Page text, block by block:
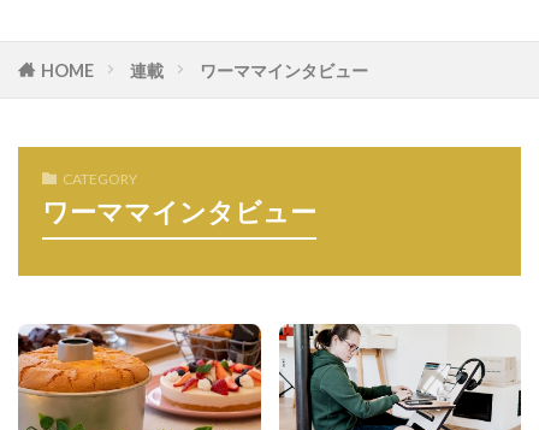
HOME 連載 ワーママインタビュー
CATEGORY
ワーママインタビュー